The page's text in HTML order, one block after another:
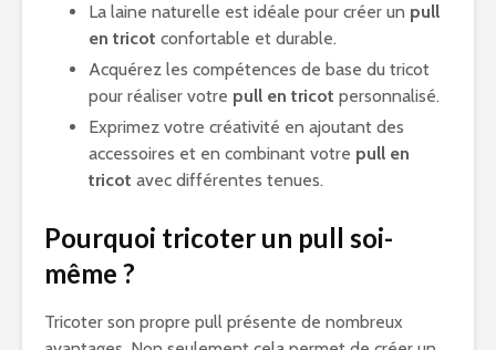
La laine naturelle est idéale pour créer un pull
en tricot confortable et durable.
Acquérez les compétences de base du tricot
pour réaliser votre pull en tricot personnalisé.
Exprimez votre créativité en ajoutant des
accessoires et en combinant votre pull en
tricot avec différentes tenues.
Pourquoi tricoter un pull soi-
même ?
Tricoter son propre pull présente de nombreux